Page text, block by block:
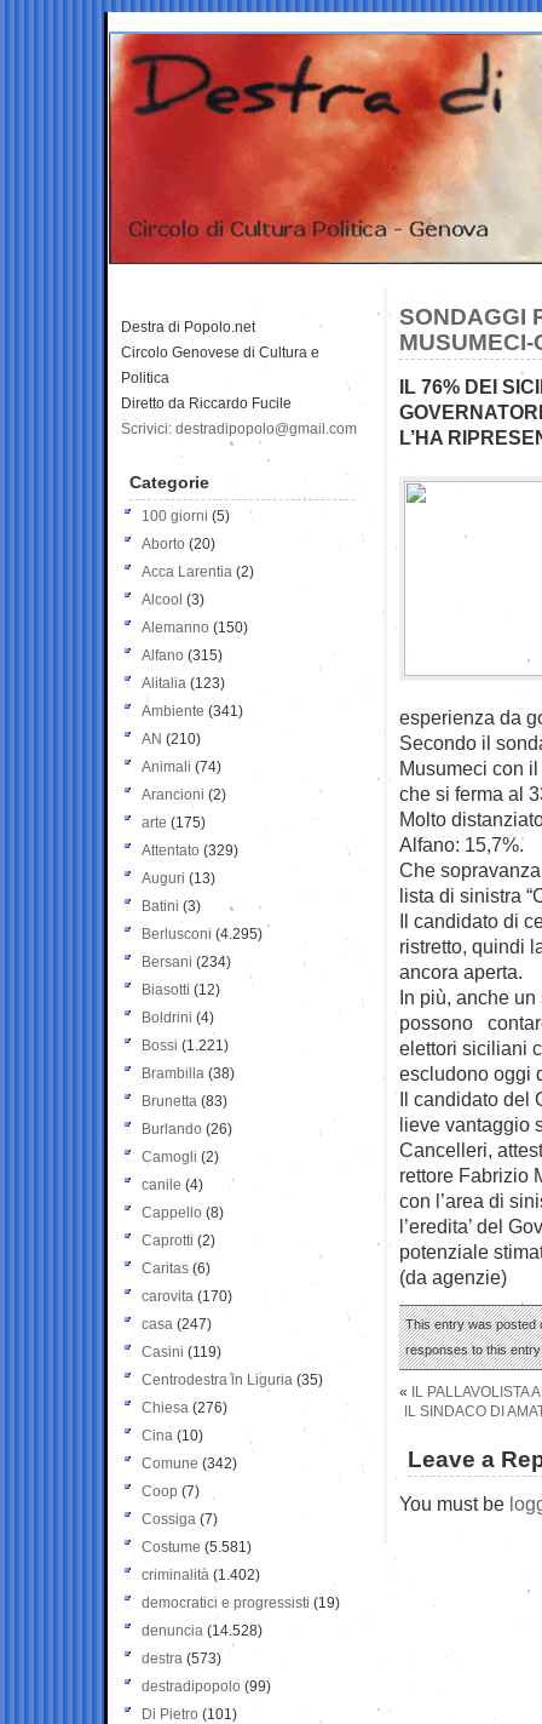
SONDAGGI
IL 76% DEI
L’HA
esperienza da
Secondo il
Musumeci con
che si ferma al
Molto
Alfano: 15,7%.
Che
lista di sinistra
Il candidato di
ristretto, quindi
ancora aperta.
In più, anche
possono
elettori siciliani
escludono oggi
Il candidato del
lieve vantaggio
Cancelleri,
rettore Fabrizio
con l’area di
l’eredita’ del
potenziale
(da agenzie)
This entry was posted
responses to this
«
IL PALLAVOLISTA
IL SINDACO DI
Leave a
You must be
Destra di Popolo.net
Circolo Genovese di Cultura e
Politica
Diretto da Riccardo Fucile
Scrivici: destradipopolo@gmail.com
Categorie
100 giorni (5)
Aborto (20)
Acca Larentia (2)
Alcool (3)
Alemanno (150)
Alfano (315)
Alitalia (123)
Ambiente (341)
AN (210)
Animali (74)
Arancioni (2)
arte (175)
Attentato (329)
Auguri (13)
Batini (3)
Berlusconi (4.295)
Bersani (234)
Biasotti (12)
Boldrini (4)
Bossi (1.221)
Brambilla (38)
Brunetta (83)
Burlando (26)
Camogli (2)
canile (4)
Cappello (8)
Caprotti (2)
Caritas (6)
carovita (170)
casa (247)
Casini (119)
Centrodestra in Liguria (35)
Chiesa (276)
Cina (10)
Comune (342)
Coop (7)
Cossiga (7)
Costume (5.581)
criminalità (1.402)
democratici e progressisti (19)
denuncia (14.528)
destra (573)
destradipopolo (99)
Di Pietro (101)